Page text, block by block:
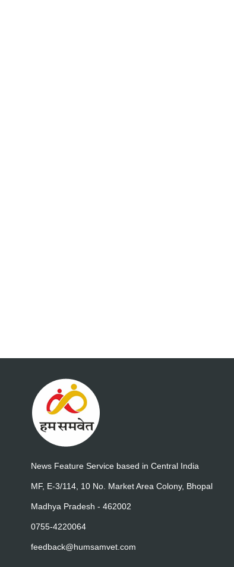
News Feature Service based in Central India
MF, E-3/114, 10 No. Market Area Colony, Bhopal
Madhya Pradesh - 462002
0755-4220064
feedback@humsamvet.com